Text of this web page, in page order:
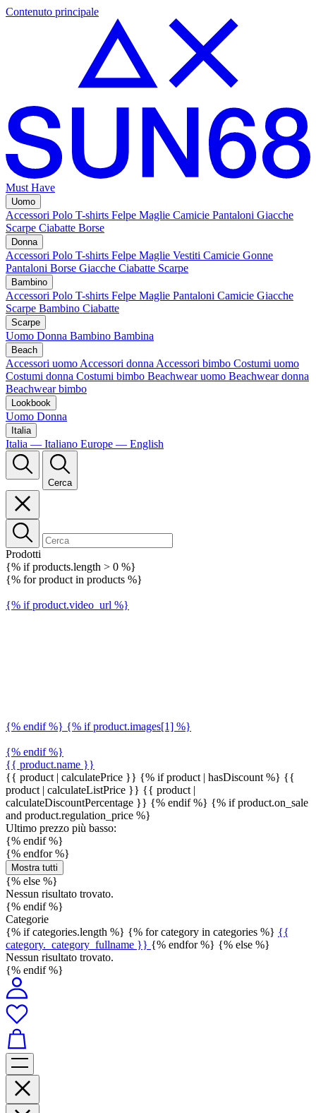
Contenuto principale
Must Have
Uomo
Accessori Polo T-shirts Felpe Maglie Camicie Pantaloni Giacche
Scarpe Ciabatte Borse
Donna
Accessori Polo T-shirts Felpe Maglie Vestiti Camicie Gonne
Pantaloni Borse Giacche Ciabatte Scarpe
Bambino
Accessori Polo T-shirts Felpe Maglie Pantaloni Camicie Giacche
Scarpe Bambino Ciabatte
Scarpe
Uomo Donna Bambino Bambina
Beach
Accessori uomo Accessori donna Accessori bimbo Costumi uomo
Costumi donna Costumi bimbo Beachwear uomo Beachwear donna
Beachwear bimbo
Lookbook
Uomo Donna
Italia
Italia — Italiano Europe — English
Cerca
Prodotti
{% if products.length > 0 %}
{% for product in products %}
{% if product.video_url %}
{% endif %} {% if product.images[1] %}
{% endif %}
{{ product.name }}
{{ product | calculatePrice }} {% if product | hasDiscount %} {{
product | calculateListPrice }} {{ product |
calculateDiscountPercentage }} {% endif %} {% if product.on_sale
and product.regulation_price %}
Ultimo prezzo più basso:
{% endif %}
{% endfor %}
Mostra tutti
{% else %}
Nessun risultato trovato.
{% endif %}
Categorie
{% if categories.length %} {% for category in categories %} {{
category._category_fullname }} {% endfor %} {% else %}
Nessun risultato trovato.
{% endif %}